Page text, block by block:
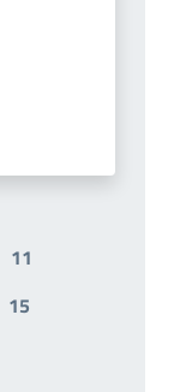
11
15